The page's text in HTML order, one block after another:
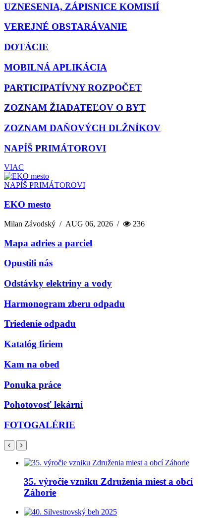
UZNESENIA, ZÁPISNICE KOMISIÍ
VEREJNÉ OBSTARÁVANIE
DOTÁCIE
MOBILNÁ APLIKÁCIA
PARTICIPATÍVNY ROZPOČET
ZOZNAM ŽIADATEĽOV O BYT
ZOZNAM DAŇOVÝCH DLŽNÍKOV
NAPÍŠ PRIMÁTOROVI
VIAC
NAPÍŠ PRIMÁTOROVI
EKO mesto
Milan Závodský /AUG 06, 2026 / 236
Mapa adries a parciel
Opustili nás
Odstávky elektriny a vody
Harmonogram zberu odpadu
Triedenie odpadu
Katalóg firiem
Kam na obed
Ponuka práce
Pohotovosť lekární
FOTOGALÉRIE
35. výročie vzniku Združenia miest a obcí
Záhorie